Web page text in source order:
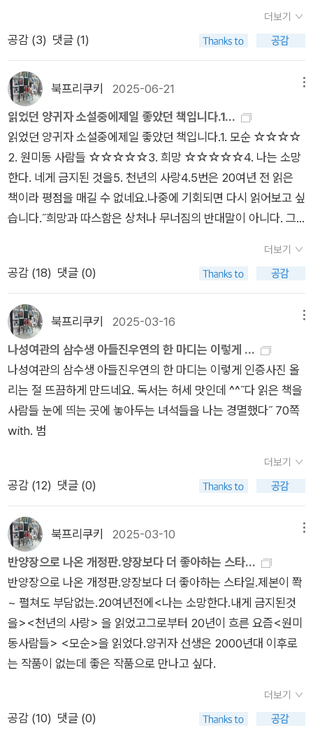
드러난다. 사랑하는 여인을 만나지만 돈의 굴레에서 벗어날 수 없
어 그녀의 손을 점차 놓아버리게 된다. 어떻게든 다시 가정을 회
다. 그 과정에서 그의 아내인 미혜는 차마 글로 적기 힘든 삶을 살
아가다 죽고 만다.그가 왜 복수의 화신이 되었는지는 그의 고백을
통해 점차 밝혀지지만 한편으로는 왜 그에게는 이렇게 비극적인
일들만이 일어나는지 정말 답답하고 안타까웠다. 나는 절대 찌르
레기 아저씨가 가상의 이물이라고만 생각하지 않았다. 그의 진솔
한 고백을 담은 일기를 통해 한 사람에게 그렇게나 많은 고통과
악재가 겹칠 수 있다는 것을, 지금의 내 삶에 빗대서 오만하게 의
심하지 않았다. 그러다 섬뜩한 사실을 상기했다. 지금의 현실도
단을 밝고 올라가는 것처럼 모든 희망이 사라지고 오직 고통만이
존재하는 삶. 그런 삶은 지금까지 항상 있어왔고 앞으로도 그럴
것이었다. 순간의 행복마저 느낄 수 없는 무감각의 삶. 거대한 고
통의 파도가 끊임없이 밀려오는 삶.거기까지 생각이 미치니 찌르
레기 아저씨의 고백이 정말 비통하게 다가왔다. 잘못된 시대의 악
재가 만들어낸 괴물들이 어떻게 다른 사람의 삶을 짓밟아 왔는
지, 그 울음이 너무도 생생하여 나도 우연처럼 머리가 핑핑 돌았
다.나성여관의 특성 상 숙박비를 겨우 낼 수 있는 사람들이 숙박
하는 경우가 많다. 그 중에 하나가 10호실 노인이었다. 어느 날 숙
박비를 꼬박꼬박 보내오던 노인의 딸에게서 소식이 없자 우연은
우연히 노인과 함께 딸을 찾아가게 된다. 딸을 만나는 순간, 우연
은 삶의 냉정함에 몸서리를 친다. 어둡고 곳곳에 곰팡이가 피어나
람은 노인을 포함하여 둘이나 있었다.노인의 딸 또한 어쩔 수 없
는 삶의 희생양이었다. 변변치 못한 아버지가 부모인 까닭에 평생
아버지를 부양해야 한다는 책임으로 몸과 정신이 모두 망가졌을
것이었다. 그녀의 얼굴에는 칼자국이, 몸에는 담배로 지진 자국이
있었다. 그녀의 주변을 둘러싼 남자들은 모두 그녀에게 고통만을
안겨주었다. 북에서 내려와 평생 젊은 시절의 부유함만을 그리워
하며 그녀에게 자신의 부양에 대한 희생만을 강요하고, 결국 다른
어떠한 삶도 선택하지 못하게 한 노인. 결정적으로 몸과 마음을
왜 그런 삶을 살게 되었는지 굳이 따져보자면 노인의 무책임한 선
택 때문이었다. 북에 아내와 아이들을 두고 왔으면서도 다시 다른
여관' 막내 아들 진우연의 시선으로 관찰되고 평가된다.​<희망>
은 암울한 근현대를 관통해온 중년의 삶과 미처 청산되지 못한 억
압과 폭력의 역사, 산업화 시대 한 가운데서 고인물처럼 머물러
있는 가족의 애환까지 그 시대의 이야기를 풍성하게 들려준다. 떠
날 수밖에 없는 인물들의 기구한 사정은 80년대 말, 90년대 초
황량한 서울 변두리의 삶과 어우러져서 시대의 우울한 정조를 형
성하고 연민을 자아낸다. 그럼에도 이 소설은 어둡지 않다. 여관
손님인 찌르레기 아저씨나 여관 손님이 두고 간 아이 민구는 산산
이 깨어진 가족을 대신하는 유사가족으로 주인공에게 위안을 준
다. 가진 것 없는 집안의 막내이자 뜻이 없는 대학 입시 시험을 치
러야하는 청춘으로서 의미없는 삶을 살아가던 주인공이 사람들
과의 관계맺기를 통해 훌쩍 자라나고 삶의 길을 발견하는 성장 서
사는 뻔하지만 감동이 있다. ​집요하고 빈틈없는 일인칭 화자의 내
시니컬한 논평이 이 소설을 가득 채우고 있다. '시대의 배경은 바
뀌어도 삶은 남는다.'라는 작가의 말처럼 흘러간 시대지만 보편적
인 공감을 획득하는 것은 인간 본성이 가진 삶에 대한 따뜻한 시
선 때문이 아닌가 생각된다. <희망>은 흔한 제목이지만 '희망'이
란 사실 희귀한 것이기 때문에 이 소설이 갖는 의미는 더 크다.
태도, 선에의 의지 같은 것에 내가 아직 감복할 수 있다는 게 다행
스럽다.찌르레기 아저씨는 누군가 자신을 두고 “아니야, 그 사람
는다. 그 장면을 읽는데 왠지 눈물이 나왔다. <좋은 사람>이라는
말은 아주아주 커다란 말이라는 생각. 좋은 사람, 좋은 사람, 좋은
사람…나는 좋은 사람이 되고 싶다. 나로하여금 좋은 사람이 어떤
인간인지 가르쳐 주고 또 그것으로 마음을 이끄는 이 소설은 물론
‘좋은 소설’이었다. 주인공 진우연이 온갖 곡절을 통과해 노동자
가 되리라는 예감으로 이야기를 끝마치는 것 또한 마음에 들었다.
양귀자가 이 시대에 작품을 집필하면 어떤 이야기를 들고 올까…
더보기
공감 (3) 댓글 (1)
북프리쿠키 2025-06-21
읽었던 양귀자 소설중에제일 좋았던 책입니다.1...
읽었던 양귀자 소설중에제일 좋았던 책입니다.1. 모순 ☆☆☆☆
2. 원미동 사람들 ☆☆☆☆☆3. 희망 ☆☆☆☆☆4. 나는 소망
한다. 네게 금지된 것을5. 천년의 사랑4.5번은 20여년 전 읽은
책이라 평점을 매길 수 없네요.나중에 기회되면 다시 읽어보고 싶
습니다.˝희망과 따스함은 상처나 무너짐의 반대말이 아니다. 그
그것들은 서로에게 발생 근거를 의지하면서 나란히 가는 말들이
다˝ -592쪽
더보기
공감 (18) 댓글 (0)
북프리쿠키 2025-03-16
나성여관의 삼수생 아들진우연의 한 마디는 이렇게 ...
나성여관의 삼수생 아들진우연의 한 마디는 이렇게 인증사진 올
리는 절 뜨끔하게 만드네요. 독서는 허세 맛인데 ^^˝다 읽은 책을
사람들 눈에 띄는 곳에 놓아두는 녀석들을 나는 경멸했다˝ 70쪽
with. 범
더보기
공감 (12) 댓글 (0)
북프리쿠키 2025-03-10
반양장으로 나온 개정판.양장보다 더 좋아하는 스타...
반양장으로 나온 개정판.양장보다 더 좋아하는 스타일.제본이 쫙
~ 펼쳐도 부담없는.20여년전에<나는 소망한다.내게 금지된것
을><천년의 사랑> 을 읽었고그로부터 20년이 흐른 요즘<원미
동사람들> <모순>을 읽었다.양귀자 선생은 2000년대 이후로
는 작품이 없는데 좋은 작품으로 만나고 싶다.
더보기
공감 (10) 댓글 (0)